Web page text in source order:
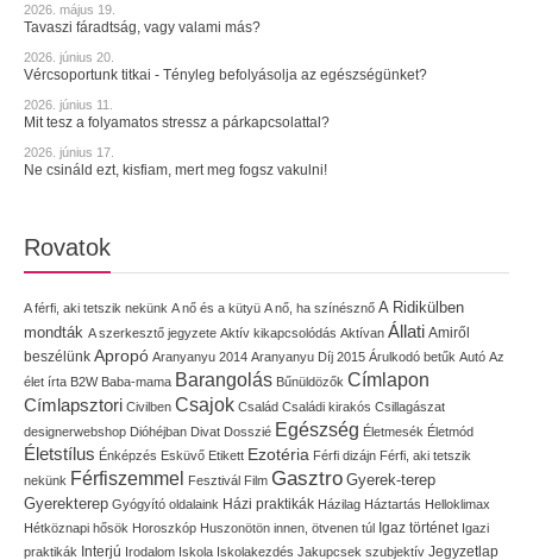
2026. május 19.
Tavaszi fáradtság, vagy valami más?
2026. június 20.
Vércsoportunk titkai - Tényleg befolyásolja az egészségünket?
2026. június 11.
Mit tesz a folyamatos stressz a párkapcsolattal?
2026. június 17.
Ne csináld ezt, kisfiam, mert meg fogsz vakulni!
Rovatok
A férfi, aki tetszik nekünk A nő és a kütyü A nő, ha színésznő A Ridikülben
mondták A szerkesztő jegyzete Aktív kikapcsolódás Aktívan Állati Amiről
beszélünk Apropó Aranyanyu 2014 Aranyanyu Díj 2015 Árulkodó betűk Autó Az
élet írta B2W Baba-mama Barangolás Bűnüldözők Címlapon
Címlapsztori Civilben Csajok Család Családi kirakós Csillagászat
designerwebshop Dióhéjban Divat Dosszié Egészség Életmesék Életmód
Életstílus Énképzés Esküvő Etikett Ezotéria Férfi dizájn Férfi, aki tetszik
nekünk Férfiszemmel Fesztivál Film Gasztro Gyerek-terep
Gyerekterep Gyógyító oldalaink Házi praktikák Házilag Háztartás Helloklimax
Hétköznapi hősök Horoszkóp Huszonötön innen, ötvenen túl Igaz történet Igazi
praktikák Interjú Irodalom Iskola Iskolakezdés Jakupcsek szubjektív Jegyzetlap